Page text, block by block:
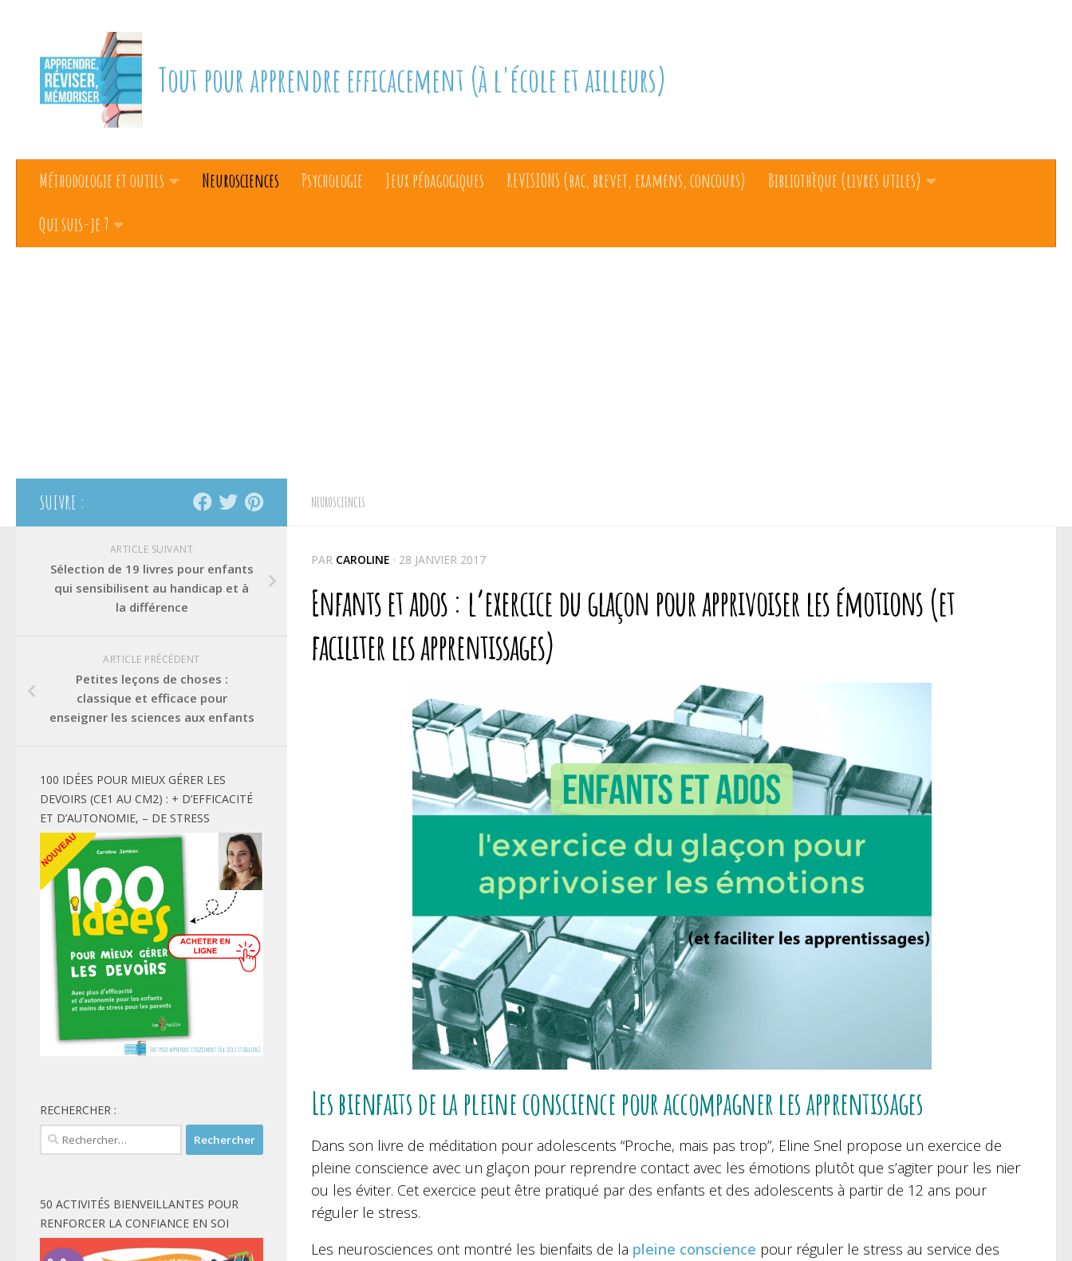
Tout pour apprendre efficacement (à l'école et ailleurs)
Méthodologie et outils Neurosciences Psychologie Jeux pédagogiques REVISIONS (bac, brevet, examens, concours)
Bibliothèque (livres utiles)
Qui suis-je ?
NEUROSCIENCES
PAR CAROLINE · 28 JANVIER 2017
Enfants et ados : l’exercice du glaçon pour apprivoiser les émotions (et
faciliter les apprentissages)
Les bienfaits de la pleine conscience pour accompagner les apprentissages
Dans son livre de méditation pour adolescents “Proche, mais pas trop”, Eline Snel propose un exercice de
pleine conscience avec un glaçon pour reprendre contact avec les émotions plutôt que s’agiter pour les nier
ou les éviter. Cet exercice peut être pratiqué par des enfants et des adolescents à partir de 12 ans pour
réguler le stress.
Les neurosciences ont montré les bienfaits de la pleine conscience pour réguler le stress au service des
SUIVRE :
ARTICLE SUIVANT
Sélection de 19 livres pour enfants
qui sensibilisent au handicap et à
la différence
ARTICLE PRÉCÉDENT
Petites leçons de choses :
classique et efficace pour
enseigner les sciences aux enfants
100 IDÉES POUR MIEUX GÉRER LES
DEVOIRS (CE1 AU CM2) : + D’EFFICACITÉ
ET D’AUTONOMIE, – DE STRESS
RECHERCHER :
Rechercher :
50 ACTIVITÉS BIENVEILLANTES POUR
RENFORCER LA CONFIANCE EN SOI